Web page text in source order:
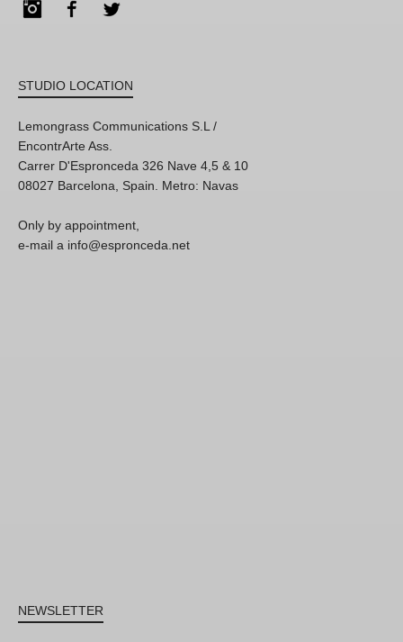
InstagramFacebook
STUDIO LOCATION
Lemongrass Communications S.L /
EncontrArte Ass.
Carrer D'Espronceda 326 Nave 4,5 & 10
08027 Barcelona, Spain. Metro: Navas
Only by appointment,
e-mail a info@espronceda.net
NEWSLETTER